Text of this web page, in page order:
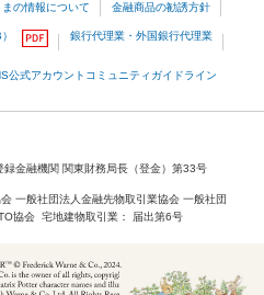
の情報について 金融商品の勧誘方針
銀行代理業・外国銀行代理業
公式アカウントコミュニティガイドライン
録金融機関 関東財務局長（登金）第33号
一般社団法人金融先物取引業協会 一般社団
協会 宅地建物取引業 届出第6号